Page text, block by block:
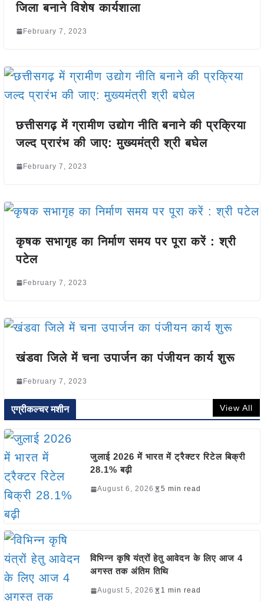
जिला बनाने विशेष कार्यशाला
February 7, 2023
छत्तीसगढ़ में ग्रामीण उद्योग नीति बनाने की प्रक्रिया
जल्द प्रारंभ की जाए: मुख्यमंत्री श्री बघेल
February 7, 2023
कृषक सभागृह का निर्माण समय पर पूरा करें : श्री
पटेल
February 7, 2023
खंडवा जिले में चना उपार्जन का पंजीयन कार्य शुरू
February 7, 2023
एग्रीकल्चर मशीन View All
जुलाई 2026 में भारत में ट्रैक्टर रिटेल बिक्री
28.1% बढ़ी
August 6, 2026 5 min read
विभिन्न कृषि यंत्रों हेतु आवेदन के लिए आज 4
अगस्त तक अंतिम तिथि
August 5, 2026 1 min read